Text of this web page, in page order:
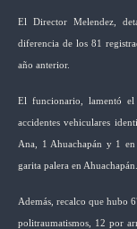
El Director Melendez,
diferencia de los 81
año anterior.
El funcionario, lamentó
accidentes vehiculares
Ana, 1 Ahuachapán y 1
garita palera en Ahuachapán.
Además, recalco que hubo
politraumatismos, 12 por